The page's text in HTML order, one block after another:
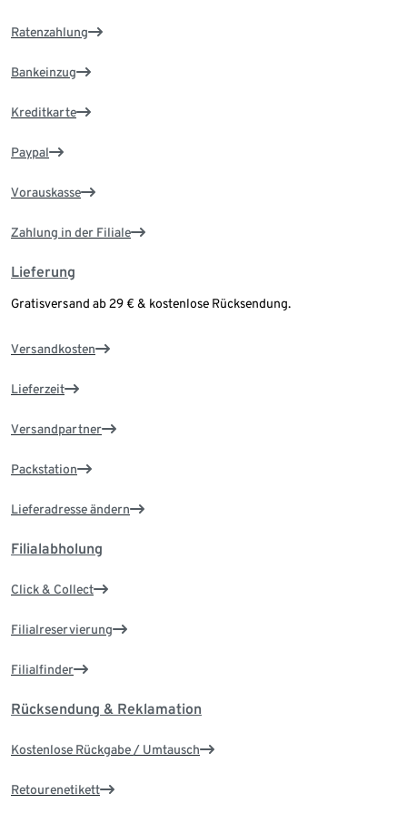
Ratenzahlung
Bankeinzug
Kreditkarte
Paypal
Vorauskasse
Zahlung in der Filiale
Lieferung
Gratisversand ab 29 € & kostenlose Rücksendung.
Versandkosten
Lieferzeit
Versandpartner
Packstation
Lieferadresse ändern
Filialabholung
Click & Collect
Filialreservierung
Filialfinder
Rücksendung & Reklamation
Kostenlose Rückgabe / Umtausch
Retourenetikett